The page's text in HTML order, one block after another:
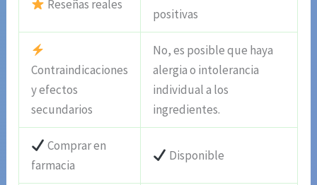
Reseñas reales
positivas
Contraindicaciones
y efectos
secundarios
No, es posible que haya
alergia o intolerancia
individual a los
ingredientes.
Comprar en
farmacia
Disponible